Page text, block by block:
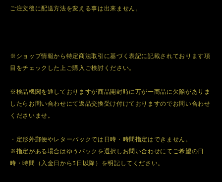
ご注文後に配送方法を変える事は出来ません。
※ショップ情報から特定商法取引に基づく表記に記載されております項
目をチェックした上ご購入ご検討ください。
※検品機関を通しておりますが商品開封時に万が一商品に欠陥がありま
したらお問い合わせにて返品交換受け付けておりますのでお問い合わせ
くださいませ。
・定形外郵便やレターパックでは日時・時間指定はできません。
※指定がある場合はゆうパックを選択しお問い合わせにてご希望の日
時・時間（入金日から3日以降）を明記してください。